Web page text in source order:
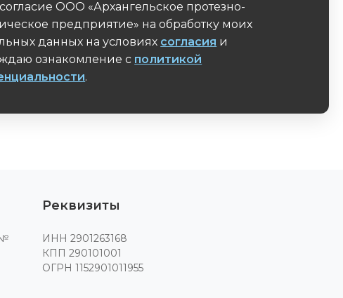
ООО «Архангельское протезно-
предприятие» на обработку моих
данных на условиях согласия и
ознакомление с политикой
.
№
Реквизиты
ИНН 2901263168
КПП 290101001
ОГРН 1152901011955